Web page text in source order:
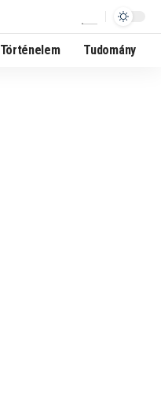
Történelem Tudomány